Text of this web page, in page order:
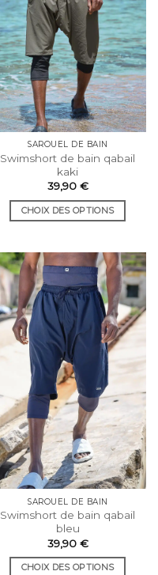
être
choisies
sur
la
page
du
produit
SAROUEL DE BAIN
Swimshort de bain qabail
kaki
39,90 €
CHOIX DES OPTIONS
a
plusieurs
variations.
Les
options
peuvent
être
choisies
sur
la
page
du
produit
SAROUEL DE BAIN
Swimshort de bain qabail
bleu
39,90 €
CHOIX DES OPTIONS